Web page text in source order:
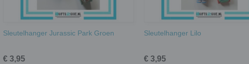
Sleutelhanger Jurassic Park Groen
€ 3,95
Sleutelhanger Lilo
€ 3,95